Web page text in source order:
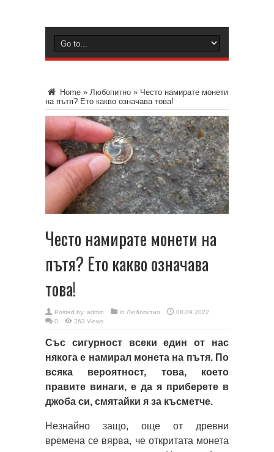
Home » Любопитно » Често намирате монети
на пътя? Ето какво означава това!
Често намирате монети на
пътя? Ето какво означава
това!
Posted by: admin in Любопитно
08.09.2022
0
263 Views
Със сигурност всеки един от нас
някога е намирал монета на пътя. По
всяка вероятност, това, което
правите винаги, е да я приберете в
джоба си, смятайки я за късметче.
Незнайно защо, още от древни
времена се вярва, че откритата монета